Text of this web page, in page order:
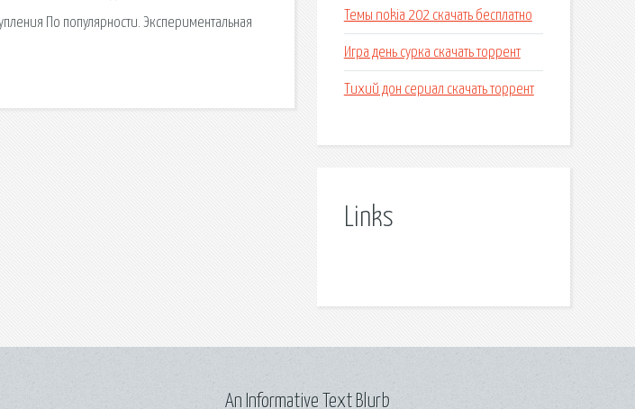
По популярности. Экспериментальная
Темы nokia 202 скачать бесплатно
Игра день сурка скачать торрент
Тихий дон сериал скачать торрент
Links
An Informative Text Blurb